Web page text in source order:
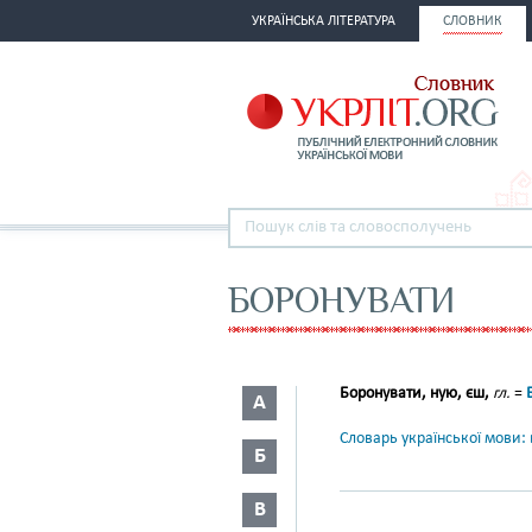
УКРАЇНСЬКА ЛІТЕРАТУРА СЛОВНИК
БОРОНУВАТИ
А
Б
В
Боронувати, ную, єш, гл. =
Словарь української